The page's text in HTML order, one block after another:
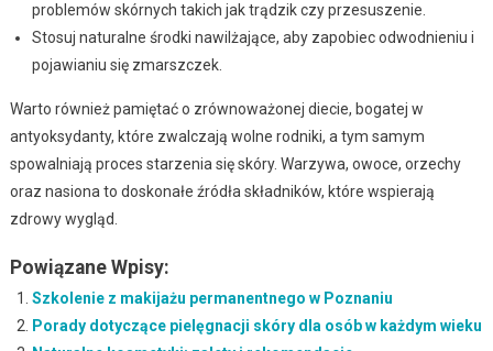
problemów skórnych takich jak trądzik czy przesuszenie.
Stosuj naturalne środki nawilżające, aby zapobiec odwodnieniu i
pojawianiu się zmarszczek.
Warto również pamiętać o zrównoważonej diecie, bogatej w
antyoksydanty, które zwalczają wolne rodniki, a tym samym
spowalniają proces starzenia się skóry. Warzywa, owoce, orzechy
oraz nasiona to doskonałe źródła składników, które wspierają
zdrowy wygląd.
Powiązane Wpisy:
Szkolenie z makijażu permanentnego w Poznaniu
Porady dotyczące pielęgnacji skóry dla osób w każdym wieku